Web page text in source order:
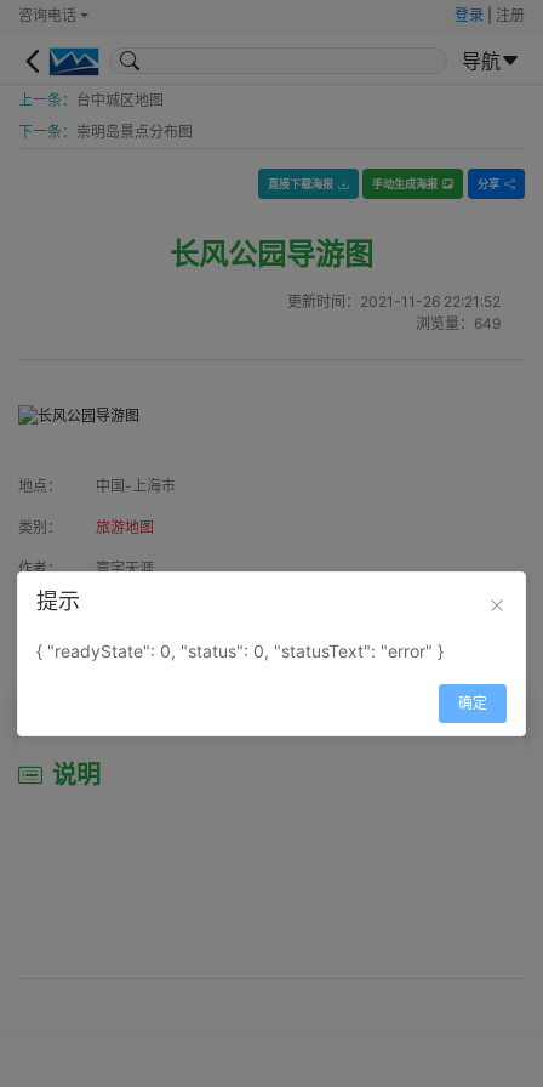
咨询电话 登录 注册
导航
上一条： 台中城区地图
下一条： 崇明岛景点分布图
直接下载海报 手动生成海报 分享
长风公园导游图
更新时间： 2021-11-26 22:21:52
浏览量： 649
地点： 中国-上海市
类别： 旅游地图
作者： 寰宇天涯
来源：
属性： 地图属性： 地图类型-景区导游图
说明
提示
{ "readyState": 0, "status": 0, "statusText": "error" }
确定